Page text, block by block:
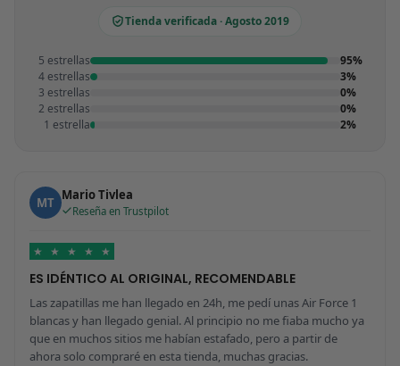
Tienda verificada · Agosto 2019
5 estrellas
95%
4 estrellas
3%
3 estrellas
0%
2 estrellas
0%
1 estrella
2%
MT Mario Tivlea
Reseña en Trustpilot
★ ★ ★ ★ ★
ES IDÉNTICO AL ORIGINAL, RECOMENDABLE
Las zapatillas me han llegado en 24h, me pedí unas Air Force 1
blancas y han llegado genial. Al principio no me fiaba mucho ya
que en muchos sitios me habían estafado, pero a partir de
ahora solo compraré en esta tienda, muchas gracias.